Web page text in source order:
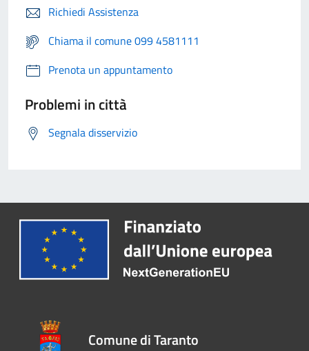
Richiedi Assistenza
Chiama il comune 099 4581111
Prenota un appuntamento
Problemi in città
Segnala disservizio
Comune di Taranto